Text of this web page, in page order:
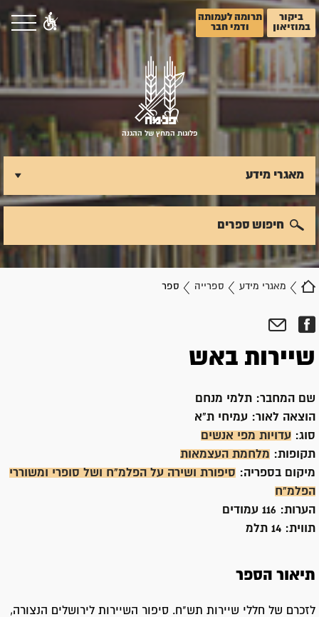
ביקור
במוזיאון
תרומה לעמותה
ודמי חבר
פלוגות המחץ של ההגנה
מאגרי מידע ספרייה ספר
מאגרי מידע
חיפוש ספרים
שיירות באש
שם המחבר: תלמי מנחם
הוצאה לאור: עמיחי ת"א
סוג: עדויות מפי אנשים
תקופות: מלחמת העצמאות
מיקום בספריה: סיפורת ושירה על הפלמ"ח ושל סופרי ומשוררי
הפלמ"ח
הערות: 116 עמודים
תווית: 14 תלמ
תיאור הספר
לזכרם של חללי שיירות תש"ח. סיפור השיירות לירושלים הנצורה,